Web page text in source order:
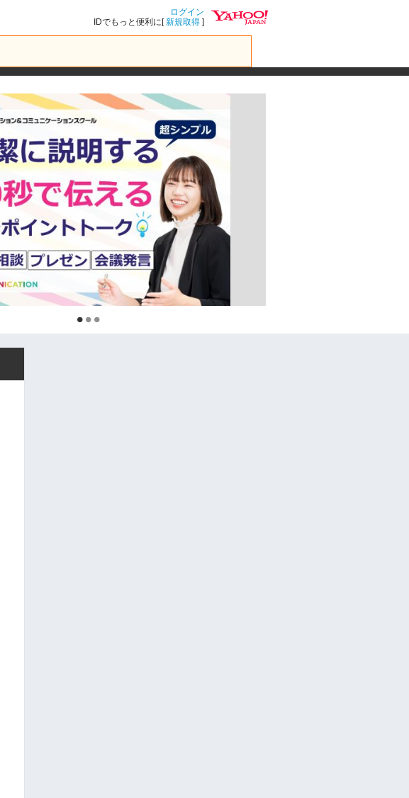
ログイン
IDでもっと便利に[新規取得 ]